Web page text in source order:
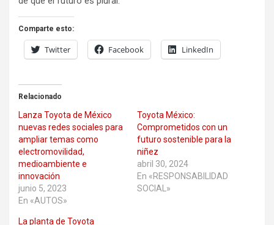
Comparte esto:
Twitter Facebook LinkedIn
Relacionado
Lanza Toyota de México
nuevas redes sociales para
ampliar temas como
electromovilidad,
medioambiente e
innovación
junio 5, 2023
En «AUTOS»
Toyota México:
Comprometidos con un
futuro sostenible para la
niñez
abril 30, 2024
En «RESPONSABILIDAD
SOCIAL»
La planta de Toyota